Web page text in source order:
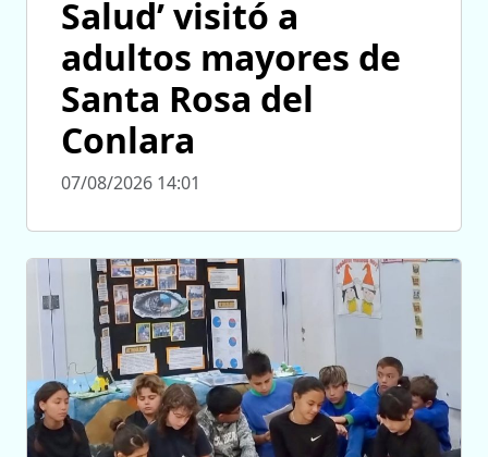
Salud’ visitó a
adultos mayores de
Santa Rosa del
Conlara
07/08/2026 14:01